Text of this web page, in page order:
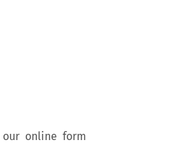
online form